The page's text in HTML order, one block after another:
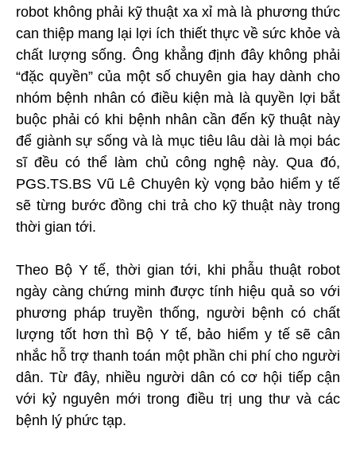
robot không phải kỹ thuật xa xỉ mà là phương thức
can thiệp mang lại lợi ích thiết thực về sức khỏe và
chất lượng sống. Ông khẳng định đây không phải
“đặc quyền” của một số chuyên gia hay dành cho
nhóm bệnh nhân có điều kiện mà là quyền lợi bắt
buộc phải có khi bệnh nhân cần đến kỹ thuật này
để giành sự sống và là mục tiêu lâu dài là mọi bác
sĩ đều có thể làm chủ công nghệ này. Qua đó,
PGS.TS.BS Vũ Lê Chuyên kỳ vọng bảo hiểm y tế
sẽ từng bước đồng chi trả cho kỹ thuật này trong
thời gian tới.
Theo Bộ Y tế, thời gian tới, khi phẫu thuật robot
ngày càng chứng minh được tính hiệu quả so với
phương pháp truyền thống, người bệnh có chất
lượng tốt hơn thì Bộ Y tế, bảo hiểm y tế sẽ cân
nhắc hỗ trợ thanh toán một phần chi phí cho người
dân. Từ đây, nhiều người dân có cơ hội tiếp cận
với kỷ nguyên mới trong điều trị ung thư và các
bệnh lý phức tạp.